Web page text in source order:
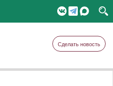
Сделать новость